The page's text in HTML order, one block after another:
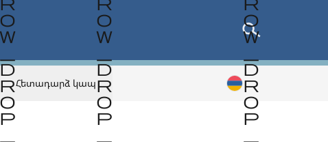
Հետադարձ կապ